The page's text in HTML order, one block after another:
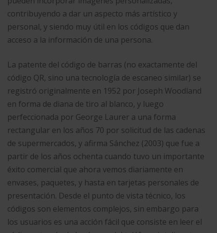
contribuyendo a dar un aspecto más artístico y
personal, y siendo muy útil en los códigos que dan
acceso a la información de una persona.
La patente del código de barras (no exactamente del
código QR, sino una tecnología de escaneo similar) se
registró originalmente en 1952 por Joseph Woodland
en forma de diana de tiro al blanco, y luego
perfeccionada por George Laurer a una forma
rectangular en los años 70 por solicitud de las cadenas
de supermercados,​ y afirma Sánchez (2003) que fue a
partir de los años ochenta cuando tuvo un importante
éxito comercial que ahora vemos diariamente en
envases, paquetes, y hasta en tarjetas personales de
presentación. Desde el punto de vista técnico, los
códigos son elementos complejos, sin embargo para
los usuarios es una acción fácil que consiste en leer el